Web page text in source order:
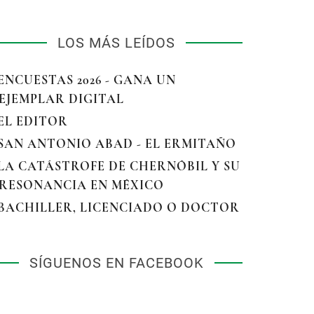
LOS MÁS LEÍDOS
2026 - GANA UN
EJEMPLAR DIGITAL
EDITOR
ANTONIO ABAD - EL ERMITAÑO
CATÁSTROFE DE CHERNÓBIL Y SU
RESONANCIA EN MÉXICO
LICENCIADO O DOCTOR
SÍGUENOS EN FACEBOOK